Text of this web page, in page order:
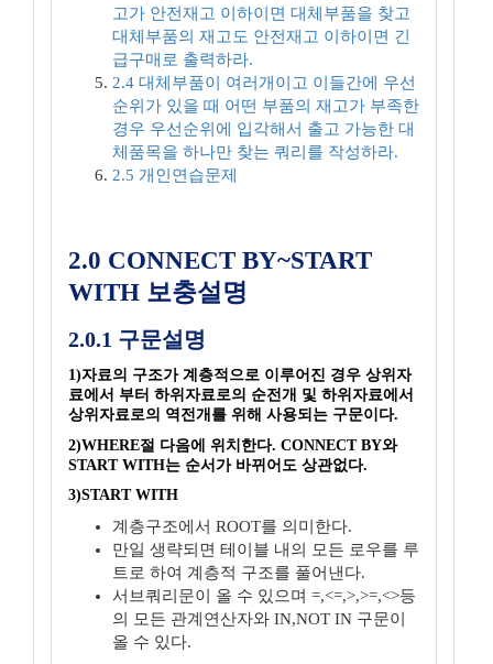
고가 안전재고 이하이면 대체부품을 찾고
대체부품의 재고도 안전재고 이하이면 긴
급구매로 출력하라.
2.4 대체부품이 여러개이고 이들간에 우선
순위가 있을 때 어떤 부품의 재고가 부족한
경우 우선순위에 입각해서 출고 가능한 대
체품목을 하나만 찾는 쿼리를 작성하라.
2.5 개인연습문제
2.0 CONNECT BY~START
WITH 보충설명
2.0.1 구문설명
1)자료의 구조가 계층적으로 이루어진 경우 상위자
료에서 부터 하위자료로의 순전개 및 하위자료에서
상위자료로의 역전개를 위해 사용되는 구문이다.
2)WHERE절 다음에 위치한다. CONNECT BY와
START WITH는 순서가 바뀌어도 상관없다.
3)START WITH
계층구조에서 ROOT를 의미한다.
만일 생략되면 테이블 내의 모든 로우를 루
트로 하여 계층적 구조를 풀어낸다.
서브쿼리문이 올 수 있으며 =,<=,>,>=,<>등
의 모든 관계연산자와 IN,NOT IN 구문이
올 수 있다.